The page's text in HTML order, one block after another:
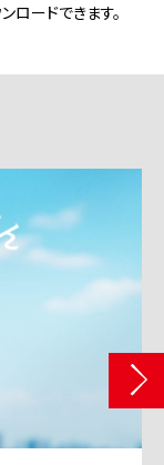
ードできます。